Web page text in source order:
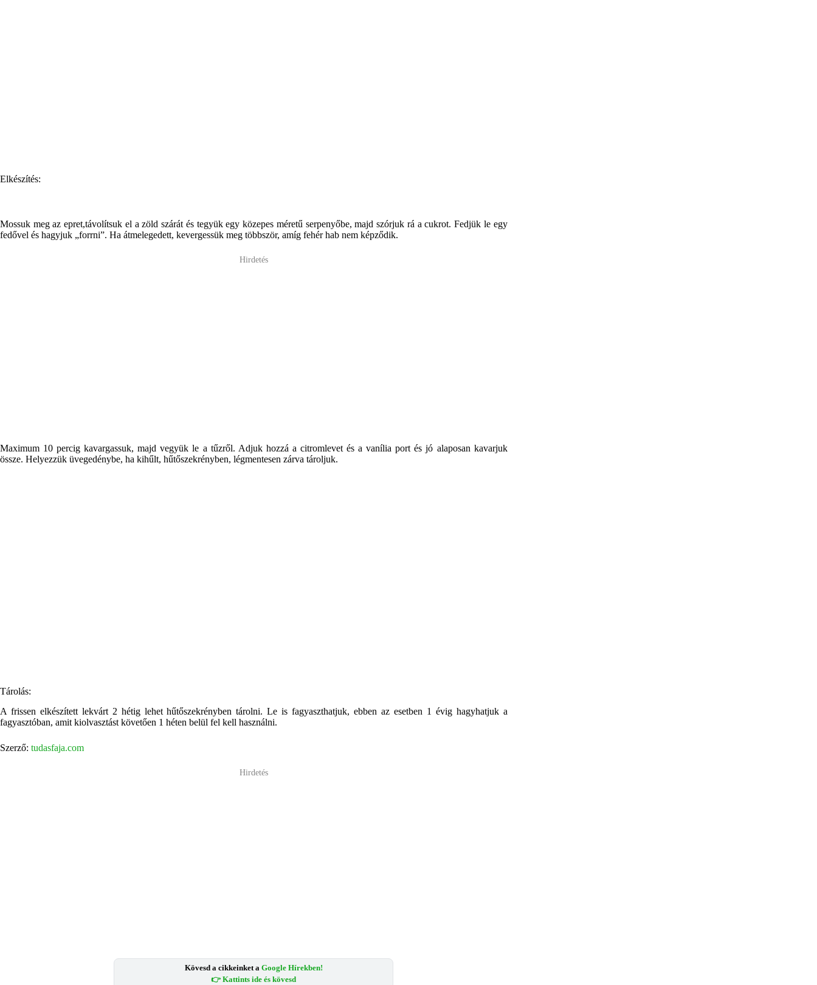
Elkészítés:
Mossuk meg az epret,távolítsuk el a zöld szárát és tegyük egy közepes méretű serpenyőbe, majd szórjuk rá a cukrot. Fedjük le egy
fedővel és hagyjuk „forrni”. Ha átmelegedett, kevergessük meg többször, amíg fehér hab nem képződik.
Hirdetés
Maximum 10 percig kavargassuk, majd vegyük le a tűzről. Adjuk hozzá a citromlevet és a vanília port és jó alaposan kavarjuk
össze. Helyezzük üvegedénybe, ha kihűlt, hűtőszekrényben, légmentesen zárva tároljuk.
Tárolás:
A frissen elkészített lekvárt 2 hétig lehet hűtőszekrényben tárolni. Le is fagyaszthatjuk, ebben az esetben 1 évig hagyhatjuk a
fagyasztóban, amit kiolvasztást követően 1 héten belül fel kell használni.
Szerző: tudasfaja.com
Hirdetés
Kövesd a cikkeinket a Google Hírekben!
👉 Kattints ide és kövesd